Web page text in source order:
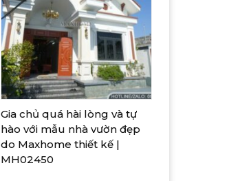
Gia chủ quá hài lòng và tự
hào với mẫu nhà vườn đẹp
do Maxhome thiết kế |
MH02450